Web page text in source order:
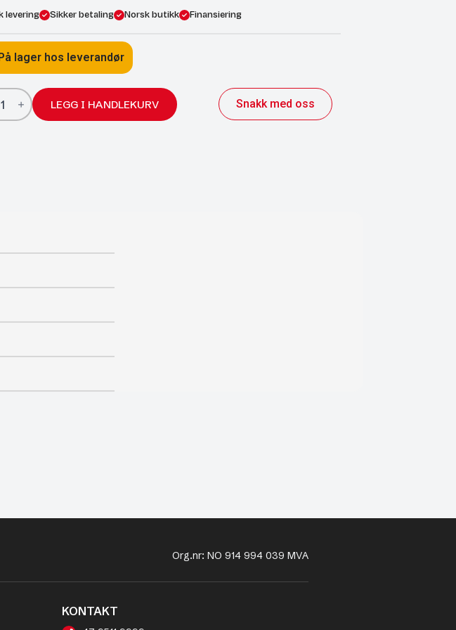
levering Sikker betaling Norsk butikk Finansiering
lager hos leverandør
LEGG I HANDLEKURV Snakk med oss
Org.nr: NO 914 994 039 MVA
KONTAKT